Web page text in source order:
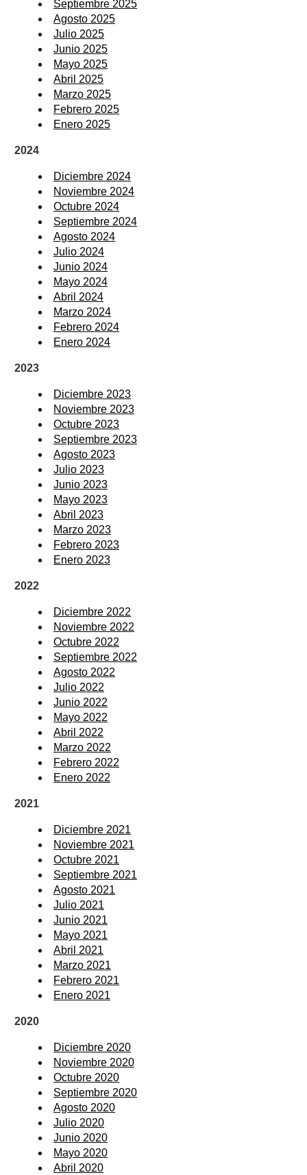
Septiembre 2025
Agosto 2025
Julio 2025
Junio 2025
Mayo 2025
Abril 2025
Marzo 2025
Febrero 2025
Enero 2025
2024
Diciembre 2024
Noviembre 2024
Octubre 2024
Septiembre 2024
Agosto 2024
Julio 2024
Junio 2024
Mayo 2024
Abril 2024
Marzo 2024
Febrero 2024
Enero 2024
2023
Diciembre 2023
Noviembre 2023
Octubre 2023
Septiembre 2023
Agosto 2023
Julio 2023
Junio 2023
Mayo 2023
Abril 2023
Marzo 2023
Febrero 2023
Enero 2023
2022
Diciembre 2022
Noviembre 2022
Octubre 2022
Septiembre 2022
Agosto 2022
Julio 2022
Junio 2022
Mayo 2022
Abril 2022
Marzo 2022
Febrero 2022
Enero 2022
2021
Diciembre 2021
Noviembre 2021
Octubre 2021
Septiembre 2021
Agosto 2021
Julio 2021
Junio 2021
Mayo 2021
Abril 2021
Marzo 2021
Febrero 2021
Enero 2021
2020
Diciembre 2020
Noviembre 2020
Octubre 2020
Septiembre 2020
Agosto 2020
Julio 2020
Junio 2020
Mayo 2020
Abril 2020